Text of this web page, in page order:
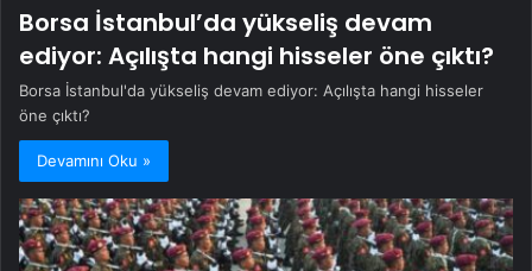
Borsa İstanbul’da yükseliş devam
ediyor: Açılışta hangi hisseler öne çıktı?
Borsa İstanbul'da yükseliş devam ediyor: Açılışta hangi hisseler
öne çıktı?
Devamını Oku »